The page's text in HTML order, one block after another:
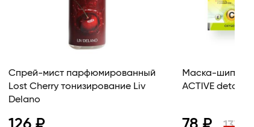
Спрей-мист парфюмированный
Lost Cherry тонизирование Liv
Delano
Маска-
ACTIVE detox